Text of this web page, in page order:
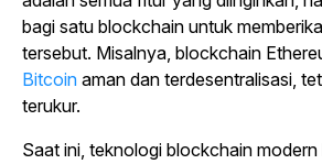
bagi satu blockchain untuk
tersebut. Misalnya, blockchain
Bitcoin aman dan terdesentralisasi,
terukur.
Saat ini, teknologi blockchain